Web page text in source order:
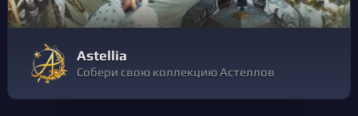
Astellia
Собери свою коллекцию Астеллов